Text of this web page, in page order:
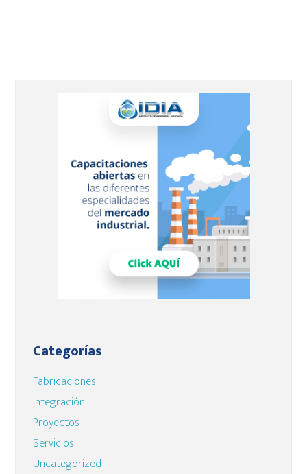
principal
Categorías
Fabricaciones
Integración
Proyectos
Servicios
Uncategorized